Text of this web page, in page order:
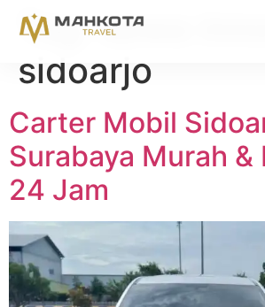
Tag:sewa
sidoarjo
Carter Mobil
Surabaya Murah &
24 Jam